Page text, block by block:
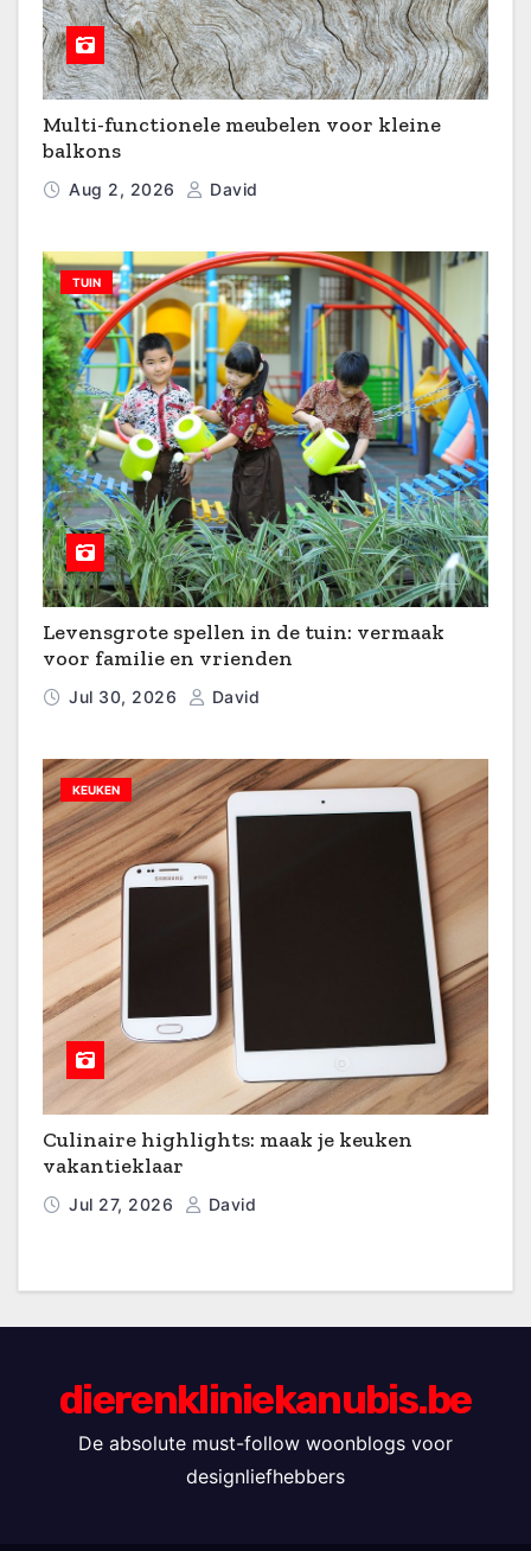
Multi-functionele meubelen voor kleine
balkons
Aug 2, 2026 David
TUIN
Levensgrote spellen in de tuin: vermaak
voor familie en vrienden
Jul 30, 2026 David
KEUKEN
Culinaire highlights: maak je keuken
vakantieklaar
Jul 27, 2026 David
dierenkliniekanubis.be
De absolute must-follow woonblogs voor
designliefhebbers